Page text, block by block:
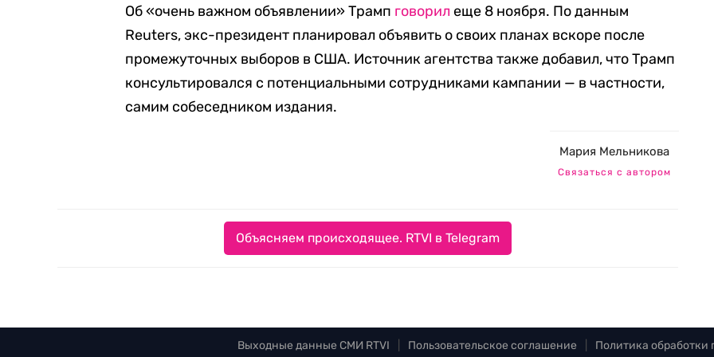
Об «очень важном объявлении» Трамп говорил еще 8 ноября. По данным
Reuters, экс-президент планировал объявить о своих планах вскоре после
промежуточных выборов в США. Источник агентства также добавил, что Трамп
консультировался с потенциальными сотрудниками кампании — в частности,
самим собеседником издания.
Мария Мельникова
Связаться с автором
Объясняем происходящее. RTVI в Telegram
Выходные данные СМИ RTVI Пользовательское соглашение Политика